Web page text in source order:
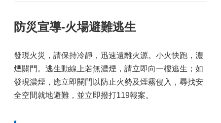
防災宣導-火場避難逃生
發現火災，請保持冷靜，迅速遠離火源。小火快跑，濃
煙關門。逃生動線上若無濃煙，請立即向一樓逃生；如
發現濃煙，應立即關門以防止火勢及煙霧侵入，尋找安
全空間就地避難，並立即撥打119報案。